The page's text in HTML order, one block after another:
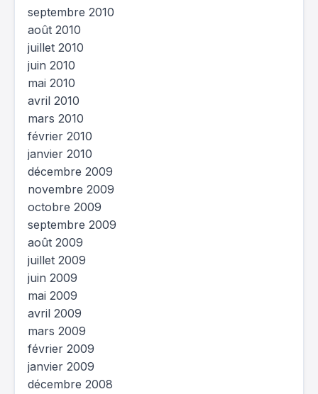
septembre 2010
août 2010
juillet 2010
juin 2010
mai 2010
avril 2010
mars 2010
février 2010
janvier 2010
décembre 2009
novembre 2009
octobre 2009
septembre 2009
août 2009
juillet 2009
juin 2009
mai 2009
avril 2009
mars 2009
février 2009
janvier 2009
décembre 2008